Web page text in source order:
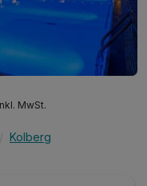
MwSt.
Kolberg